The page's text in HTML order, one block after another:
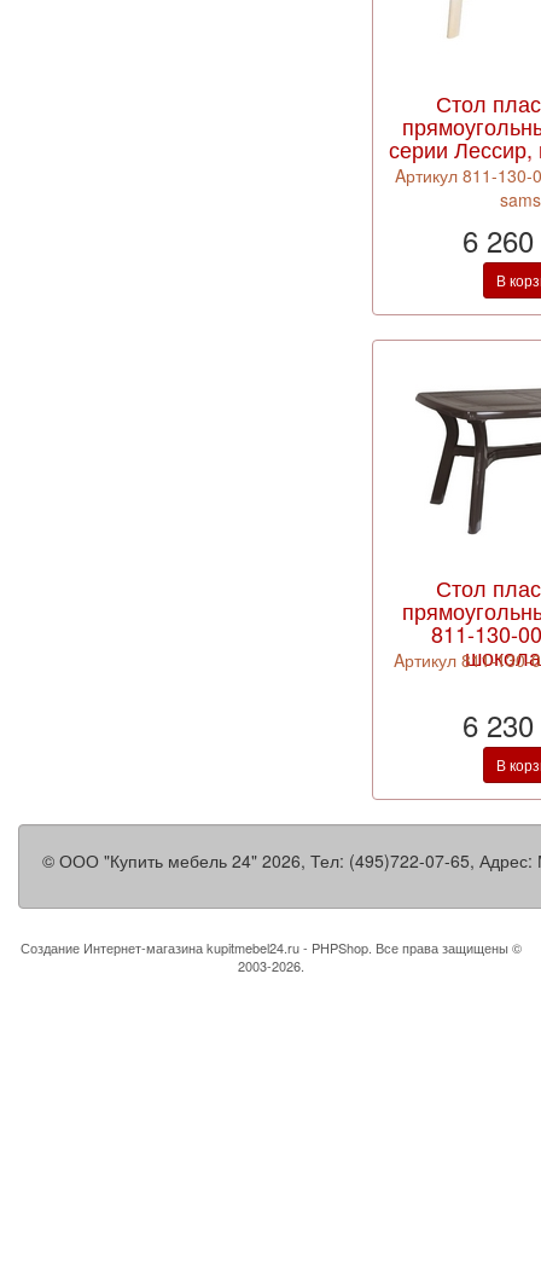
Стол
серии
Aртикул 811-
6
В
Стол
811-130-
Aртикул 811-130-
6
В
© ООО "Купить мебель 24" 2026, Тел: (495)722-07-65, Адрес:
Создание Интернет-магазинаkupitmebel24.ru - PHPShop. Все права защищены ©
2003-2026.